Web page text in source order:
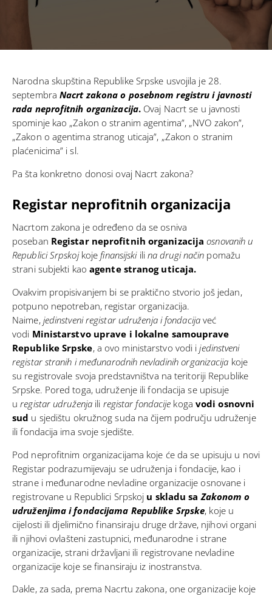
Narodna skupština Republike Srpske usvojila je 28.
septembra Nacrt zakona o posebnom registru i javnosti
rada neprofitnih organizacija. Ovaj Nacrt se u javnosti
spominje kao „Zakon o stranim agentima”, „NVO zakon”,
„Zakon o agentima stranog uticaja”, „Zakon o stranim
plaćenicima” i sl.
Pa šta konkretno donosi ovaj Nacrt zakona?
Registar neprofitnih organizacija
Nacrtom zakona je određeno da se osniva
poseban Registar neprofitnih organizacija osnovanih u
Republici Srpskojkoje finansijskiili na drugi način pomažu
strani subjekti kao agente stranog uticaja.
Ovakvim propisivanjem bi se praktično stvorio još jedan,
potpuno nepotreban, registar organizacija.
Naime, jedinstveni registar udruženja i fondacijaveć
vodi Ministarstvo uprave i lokalne samouprave
Republike Srpske, a ovo ministarstvo vodi ijedinstveni
registar stranih i međunarodnih nevladinih organizacija koje
su registrovale svoja predstavništva na teritoriji Republike
Srpske. Pored toga, udruženje ili fondacija se upisuje
uregistar udruženja ili registar fondacije koga vodi osnovni
sud u sjedištu okružnog suda na čijem području udruženje
ili fondacija ima svoje sjedište.
Pod neprofitnim organizacijama koje će da se upisuju u novi
Registar podrazumijevaju se udruženja i fondacije, kao i
strane i međunarodne nevladine organizacije osnovane i
registrovane u Republici Srpskoj u skladu saZakonom o
udruženjima i fondacijama Republike Srpske, koje u
cijelosti ili djelimično finansiraju druge države, njihovi organi
ili njihovi ovlašteni zastupnici, međunarodne i strane
organizacije, strani državljani ili registrovane nevladine
organizacije koje se finansiraju iz inostranstva.
Dakle, za sada, prema Nacrtu zakona, one organizacije koje